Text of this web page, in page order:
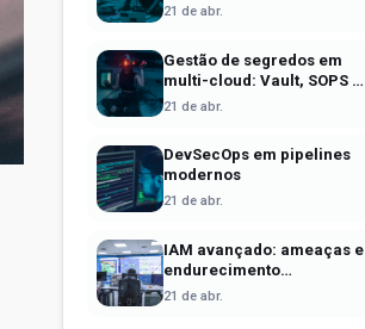
21 de abr.
Gestão de segredos em
multi-cloud: Vault, SOPS e
identidade efêmera
21 de abr.
DevSecOps em pipelines
modernos
21 de abr.
IAM avançado: ameaças e
endurecimento
operacional
21 de abr.